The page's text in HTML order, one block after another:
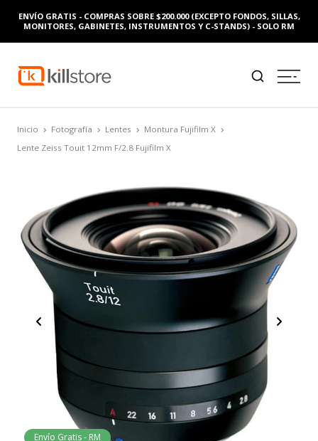
ENVÍO GRATIS - COMPRAS SOBRE $200.000 (EXCEPTO FONDOS, SILLAS,
MONITORES, GABINETES, INSTRUMENTOS Y C-STANDS) - SOLO RM
Inicio Fotografía Lentes
Montura Fujifilm X
Lente Zeiss Touit 12mm F/2.8 Fujifilm X
Envío Gratis - RM